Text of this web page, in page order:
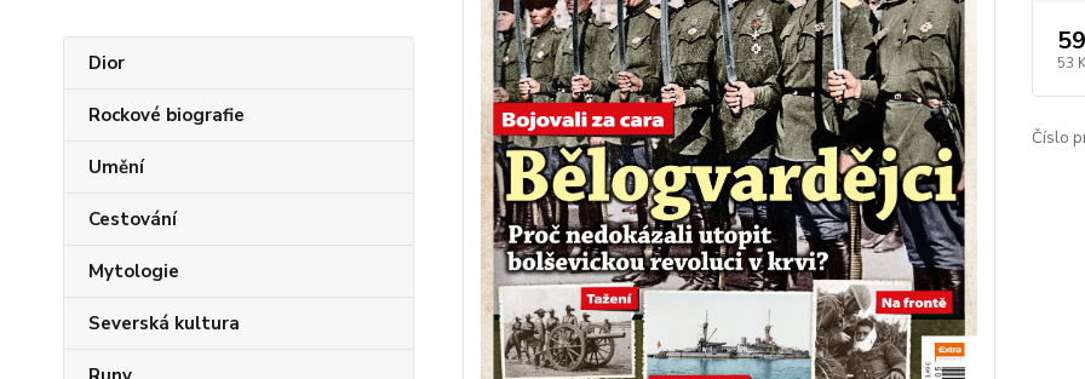
Dior
Rockové biografie
Umění
Cestování
Mytologie
Severská kultura
53
Číslo